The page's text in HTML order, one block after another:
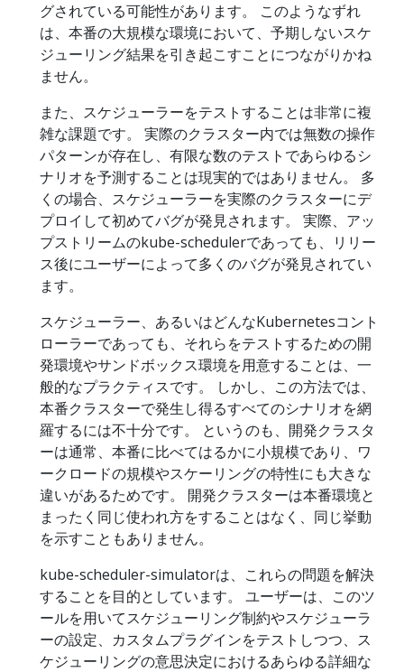
グされている可能性があります。 このようなずれ
は、本番の大規模な環境において、予期しないスケ
ジューリング結果を引き起こすことにつながりかね
ません。
また、スケジューラーをテストすることは非常に複
雑な課題です。 実際のクラスター内では無数の操作
パターンが存在し、有限な数のテストであらゆるシ
ナリオを予測することは現実的ではありません。 多
くの場合、スケジューラーを実際のクラスターにデ
プロイして初めてバグが発見されます。 実際、アッ
プストリームのkube-schedulerであっても、リリー
ス後にユーザーによって多くのバグが発見されてい
ます。
スケジューラー、あるいはどんなKubernetesコント
ローラーであっても、それらをテストするための開
発環境やサンドボックス環境を用意することは、一
般的なプラクティスです。 しかし、この方法では、
本番クラスターで発生し得るすべてのシナリオを網
羅するには不十分です。 というのも、開発クラスタ
ーは通常、本番に比べてはるかに小規模であり、ワ
ークロードの規模やスケーリングの特性にも大きな
違いがあるためです。 開発クラスターは本番環境と
まったく同じ使われ方をすることはなく、同じ挙動
を示すこともありません。
kube-scheduler-simulatorは、これらの問題を解決
することを目的としています。 ユーザーは、このツ
ールを用いてスケジューリング制約やスケジューラ
ーの設定、カスタムプラグインをテストしつつ、ス
ケジューリングの意思決定におけるあらゆる詳細な